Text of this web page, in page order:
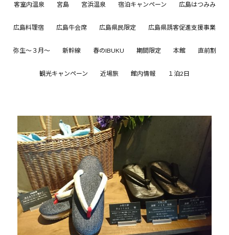
客室内温泉 宮島 宮浜温泉 宿泊キャンペーン 広島はつみみ
広島料理宿 広島牛会席 広島県民限定 広島県誘客促進支援事業
弥生～３月～ 新幹線 春のIBUKU 期間限定 本館 直前割
観光キャンペーン 近場旅 館内情報 １泊2日